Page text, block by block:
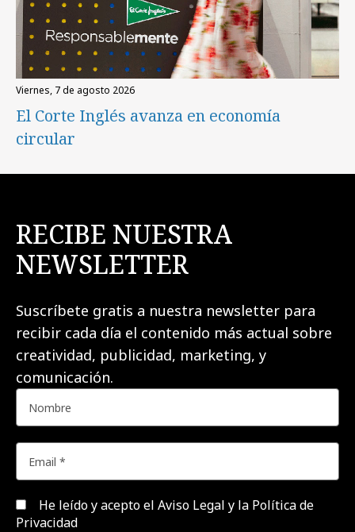
viernes, 7 de agosto 2026
El Corte Inglés avanza en economía
circular
RECIBE NUESTRA
NEWSLETTER
Suscríbete gratis a nuestra newsletter para
recibir cada día el contenido más actual sobre
creatividad, publicidad, marketing, y
comunicación.
He leído y acepto el Aviso Legal y la Política de
Privacidad